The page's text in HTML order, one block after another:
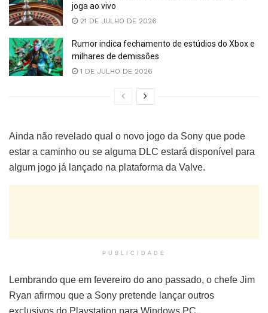
joga ao vivo
21 DE JULHO DE 2026
Rumor indica fechamento de estúdios do Xbox e
milhares de demissões
1 DE JULHO DE 2026
Ainda não revelado qual o novo jogo da Sony que pode
estar a caminho ou se alguma DLC estará disponível para
algum jogo já lançado na plataforma da Valve.
PUBLICIDADE
Lembrando que em fevereiro do ano passado, o chefe Jim
Ryan afirmou que a Sony pretende lançar outros